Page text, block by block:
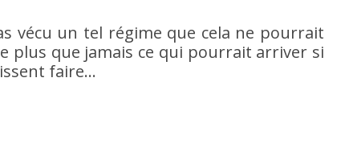
vécu un tel régime que cela ne pourrait
plus que jamais ce qui pourrait arriver si
faire…